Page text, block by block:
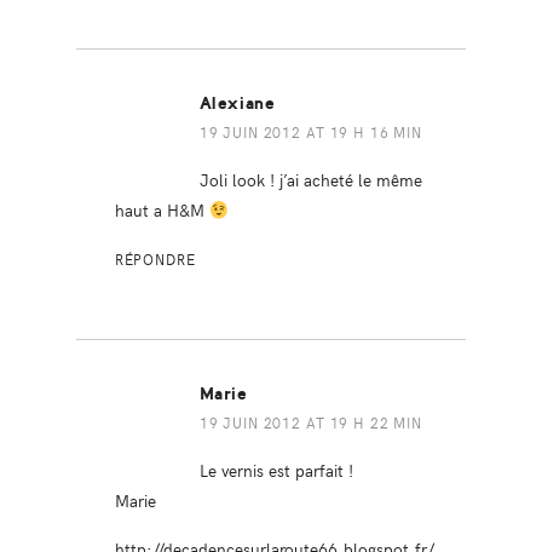
Alexiane
19 JUIN 2012 AT 19 H 16 MIN
Joli look ! j’ai acheté le même
haut a H&M
RÉPONDRE
Marie
19 JUIN 2012 AT 19 H 22 MIN
Le vernis est parfait !
Marie